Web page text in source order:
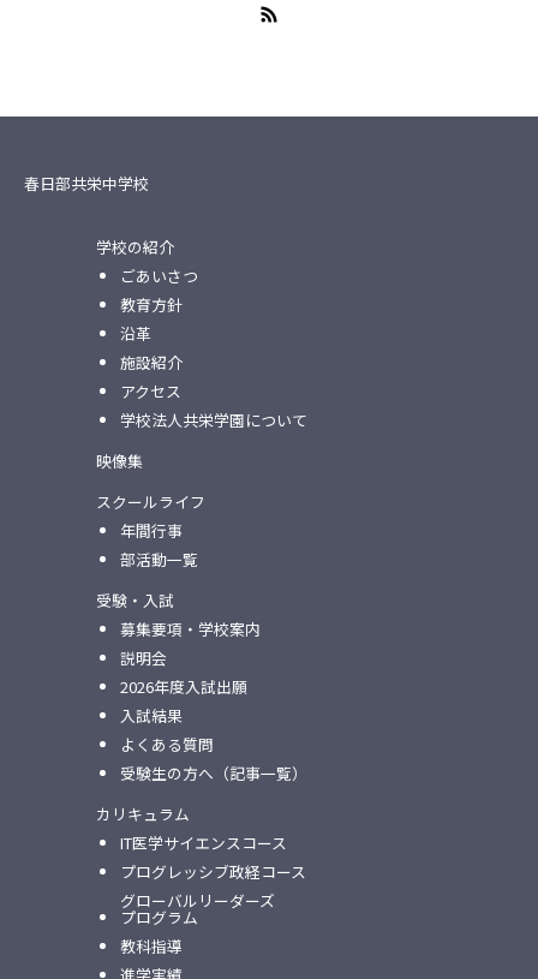
春日部共栄中学校
学校の紹介
ごあいさつ
教育方針
沿革
施設紹介
アクセス
学校法人共栄学園について
映像集
スクールライフ
年間行事
部活動一覧
受験・入試
募集要項・学校案内
説明会
2026年度入試出願
入試結果
よくある質問
受験生の方へ（記事一覧）
カリキュラム
IT医学サイエンスコース
プログレッシブ政経コース
グローバルリーダーズ
プログラム
教科指導
進学実績